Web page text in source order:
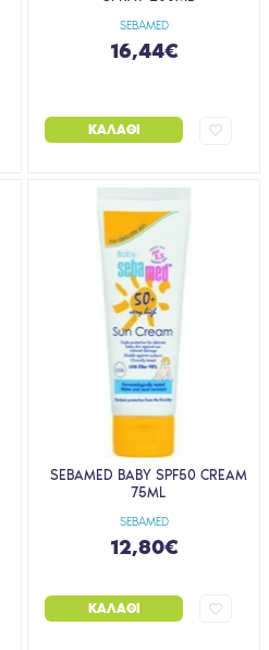
SEBAMED
16,44€
ΚΑΛΆΘΙ
SEBAMED
SEBAMED BABY SPF50 CREAM
75ML
12,80€
ΚΑΛΆΘΙ